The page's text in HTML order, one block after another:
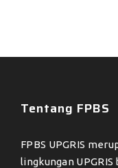
Tentang FPBS
FPBS UPGRIS
lingkungan